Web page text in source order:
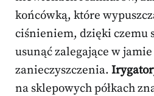
końcówką, które
ciśnieniem, dzięki czemu
usunąć zalegające w
zanieczyszczenia.
na sklepowych półkach